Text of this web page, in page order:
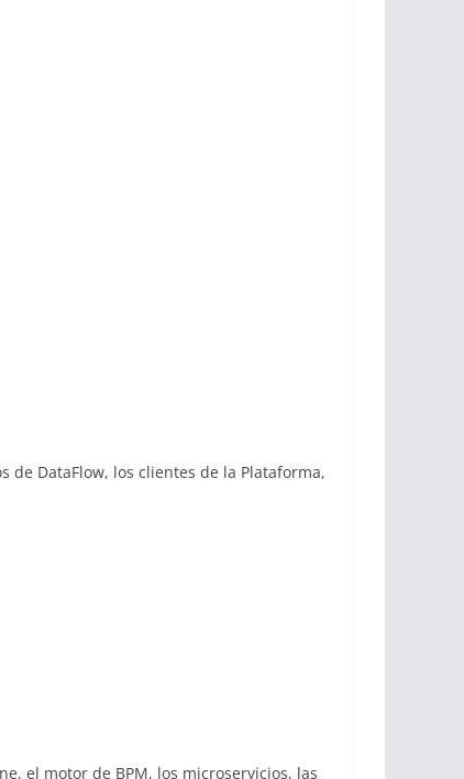
DataFlow, los clientes de la Plataforma,
el motor de BPM, los microservicios, las